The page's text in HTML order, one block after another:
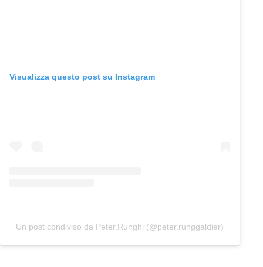
Visualizza questo post su Instagram
Un post condiviso da Peter.Runghi (@peter.runggaldier)